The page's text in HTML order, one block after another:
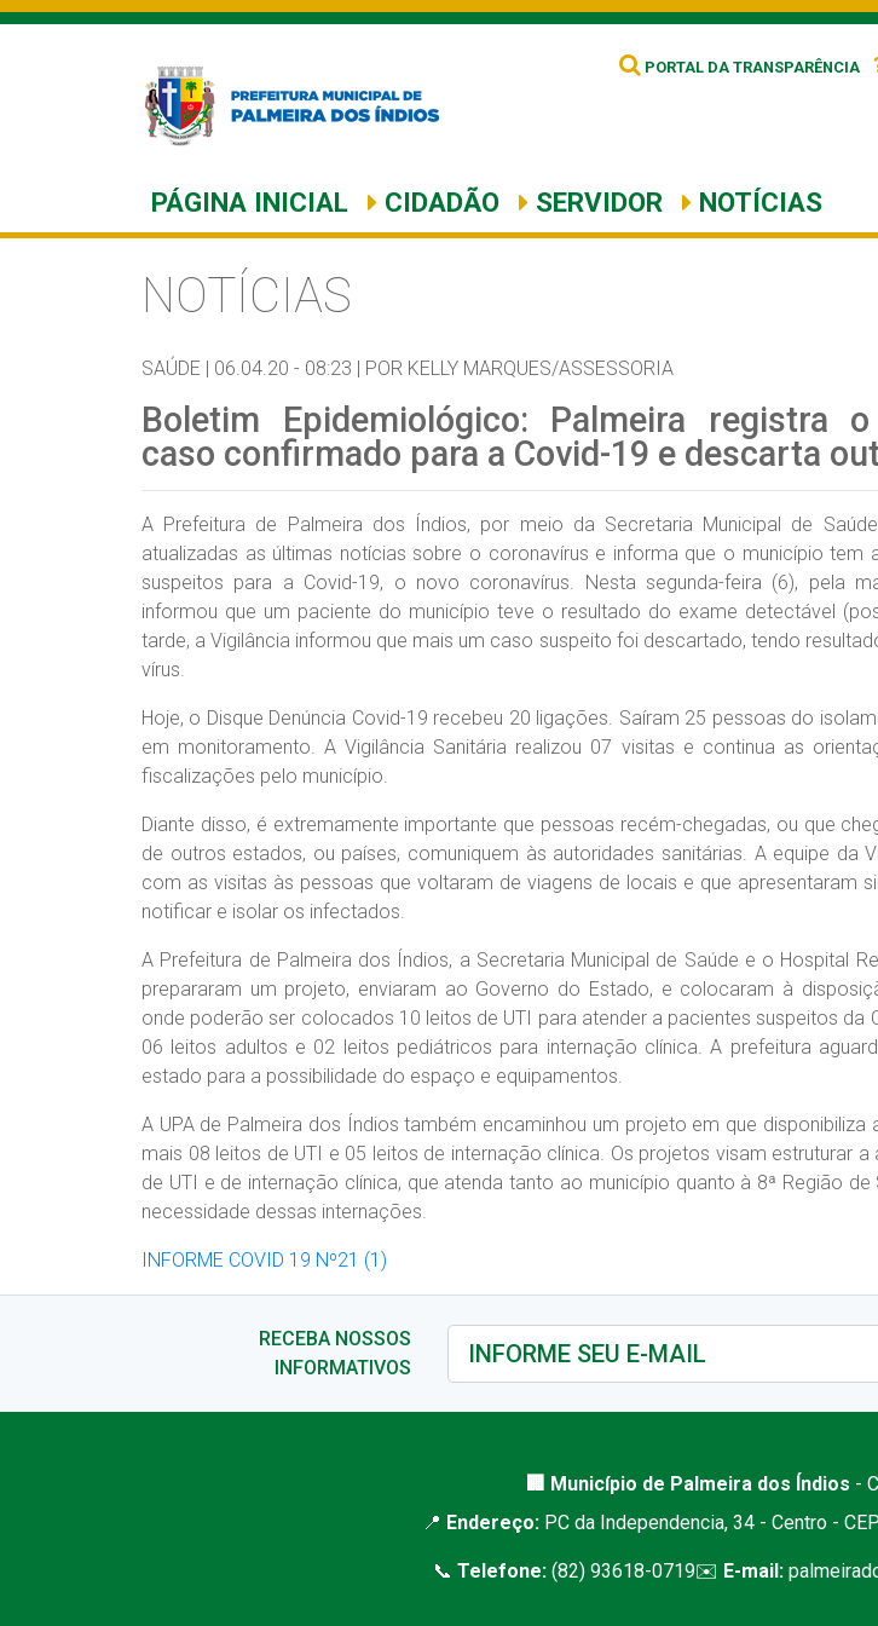
PORTAL DA TRANSPARÊNCIA
PÁGINA INICIAL CIDADÃO SERVIDOR NOTÍCIAS
NOTÍCIAS
SAÚDE | 06.04.20 - 08:23 | POR KELLY MARQUES/ASSESSORIA
Boletim Epidemiológico: Palmeira registra
caso confirmado para a Covid-19 e descarta
A Prefeitura de Palmeira dos Índios, por meio da Secretaria Municipal de
atualizadas as últimas notícias sobre o coronavírus e informa que o município tem
suspeitos para a Covid-19, o novo coronavírus. Nesta segunda-feira (6), pela
informou que um paciente do município teve o resultado do exame detectável
tarde, a Vigilância informou que mais um caso suspeito foi descartado, tendo
vírus.
Hoje, o Disque Denúncia Covid-19 recebeu 20 ligações. Saíram 25 pessoas do
em monitoramento. A Vigilância Sanitária realizou 07 visitas e continua as
fiscalizações pelo município.
Diante disso, é extremamente importante que pessoas recém-chegadas, ou que
de outros estados, ou países, comuniquem às autoridades sanitárias. A equipe da
com as visitas às pessoas que voltaram de viagens de locais e que apresentaram
notificar e isolar os infectados.
A Prefeitura de Palmeira dos Índios, a Secretaria Municipal de Saúde e o Hospital
prepararam um projeto, enviaram ao Governo do Estado, e colocaram à
onde poderão ser colocados 10 leitos de UTI para atender a pacientes suspeitos da
06 leitos adultos e 02 leitos pediátricos para internação clínica. A prefeitura
estado para a possibilidade do espaço e equipamentos.
A UPA de Palmeira dos Índios também encaminhou um projeto em que disponibiliza
mais 08 leitos de UTI e 05 leitos de internação clínica. Os projetos visam estruturar a
de UTI e de internação clínica, que atenda tanto ao município quanto à 8ª Região de
necessidade dessas internações.
INFORME COVID 19 Nº21 (1)
RECEBA NOSSOS
INFORMATIVOS
🏢 Município de Palmeira dos Índios -
📍 Endereço: PC da Independencia, 34 - Centro -
📞 Telefone:(82) 93618-0719✉️ E-mail: